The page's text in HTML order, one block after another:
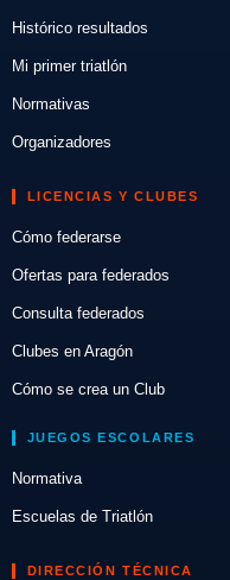
Histórico resultados
Mi primer triatlón
Normativas
Organizadores
LICENCIAS Y CLUBES
Cómo federarse
Ofertas para federados
Consulta federados
Clubes en Aragón
Cómo se crea un Club
JUEGOS ESCOLARES
Normativa
Escuelas de Triatlón
DIRECCIÓN TÉCNICA